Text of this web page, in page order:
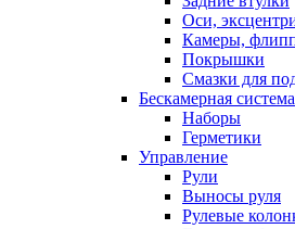
Оси,
Камеры,
Покрышки
Смазки для
Бескамерная система
Наборы
Герметики
Управление
Рули
Выносы руля
Рулевые